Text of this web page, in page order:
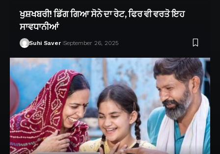
ਖੁਸ਼ਖਬਰੀ! ਡਿੱਗ ਗਿਆ ਸੋਨੇ ਦਾ ਰੇਟ, ਫਿਰ ਵੀ ਵਰਤੋ ਇਹ
ਸਾਵਧਾਨੀਆਂ
Suhi Saver September 26, 2025